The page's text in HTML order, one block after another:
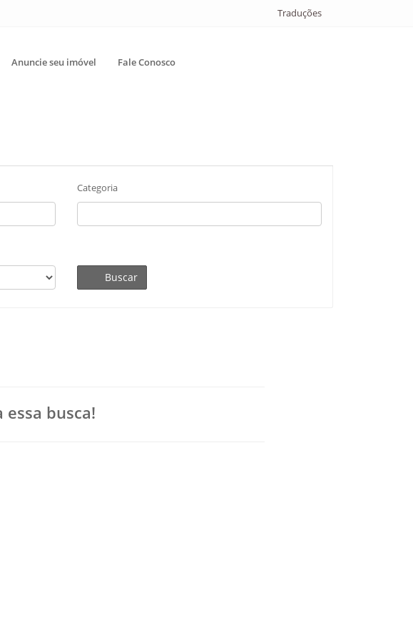
Traduções
Anuncie seu imóvel Fale Conosco
Categoria
Buscar
busca!